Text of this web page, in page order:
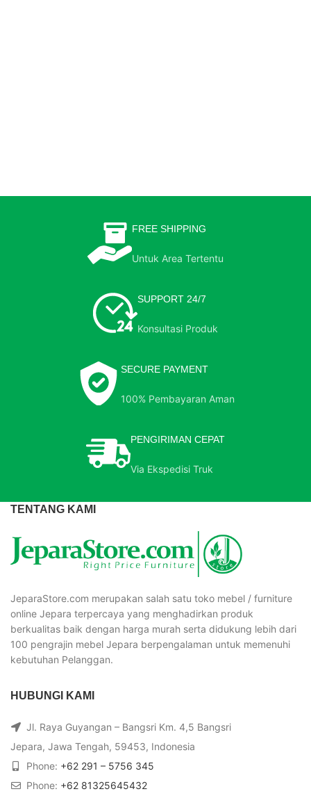
FREE SHIPPING
Untuk Area Tertentu
SUPPORT 24/7
Konsultasi Produk
SECURE PAYMENT
100% Pembayaran Aman
PENGIRIMAN CEPAT
Via Ekspedisi Truk
TENTANG KAMI
JeparaStore.com merupakan salah satu toko mebel / furniture
online Jepara terpercaya yang menghadirkan produk
berkualitas baik dengan harga murah serta didukung lebih dari
100 pengrajin mebel Jepara berpengalaman untuk memenuhi
kebutuhan Pelanggan.
HUBUNGI KAMI
Jl. Raya Guyangan – Bangsri Km. 4,5 Bangsri
Jepara, Jawa Tengah, 59453, Indonesia
Phone: +62 291 – 5756 345
Phone: +62 81325645432